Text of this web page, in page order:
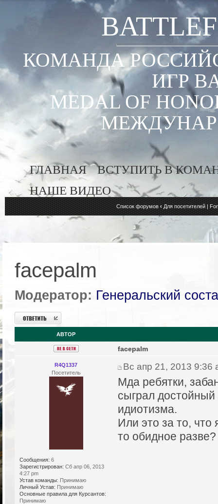
КОМАНДА
ИГР
MEDAL OF
ГЛАВНАЯ
ВСТУПИТЬ В
НАШЕ ВИДЕО
Список форумов ‹ Для посетителей |
facepalm
Модератор: Генеральский
Ответить
АВТОР
R4Q1337
Посетитель
Сообщения: 6
Зарегистрирован: Сб апр 06, 2013
4:27 pm
Устав команды: Принимаю
Личный Устав: Принимаю
Основные правила для Курсантов:
Принимаю
facepalm
Вс апр 21, 2013 9:36
Мда ребятки,
сыграл
идиотизма.
Или это за то, что
то обидное разве?